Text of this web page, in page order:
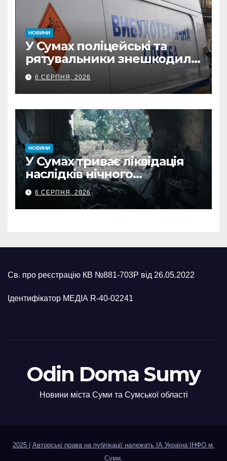
НОВИНИ
У Сумах поліцейські та
рятувальники знешкодили
500-кілограмову авіабомбу
росіян
6 СЕРПНЯ, 2026
НОВИНИ
У Сумах триває ліквідація
наслідків нічного
масованого удару КАБами
6 СЕРПНЯ, 2026
Св. про реєстрацію КВ №881-703Р від 26.05.2022
Ідентифікатор МЕДІА R-40-02241
Odin Doma Sumy
Новини міста Суми та Сумської області
2025
Авторські права на публікації належать ІА Україна ІНФО м.
Суми.